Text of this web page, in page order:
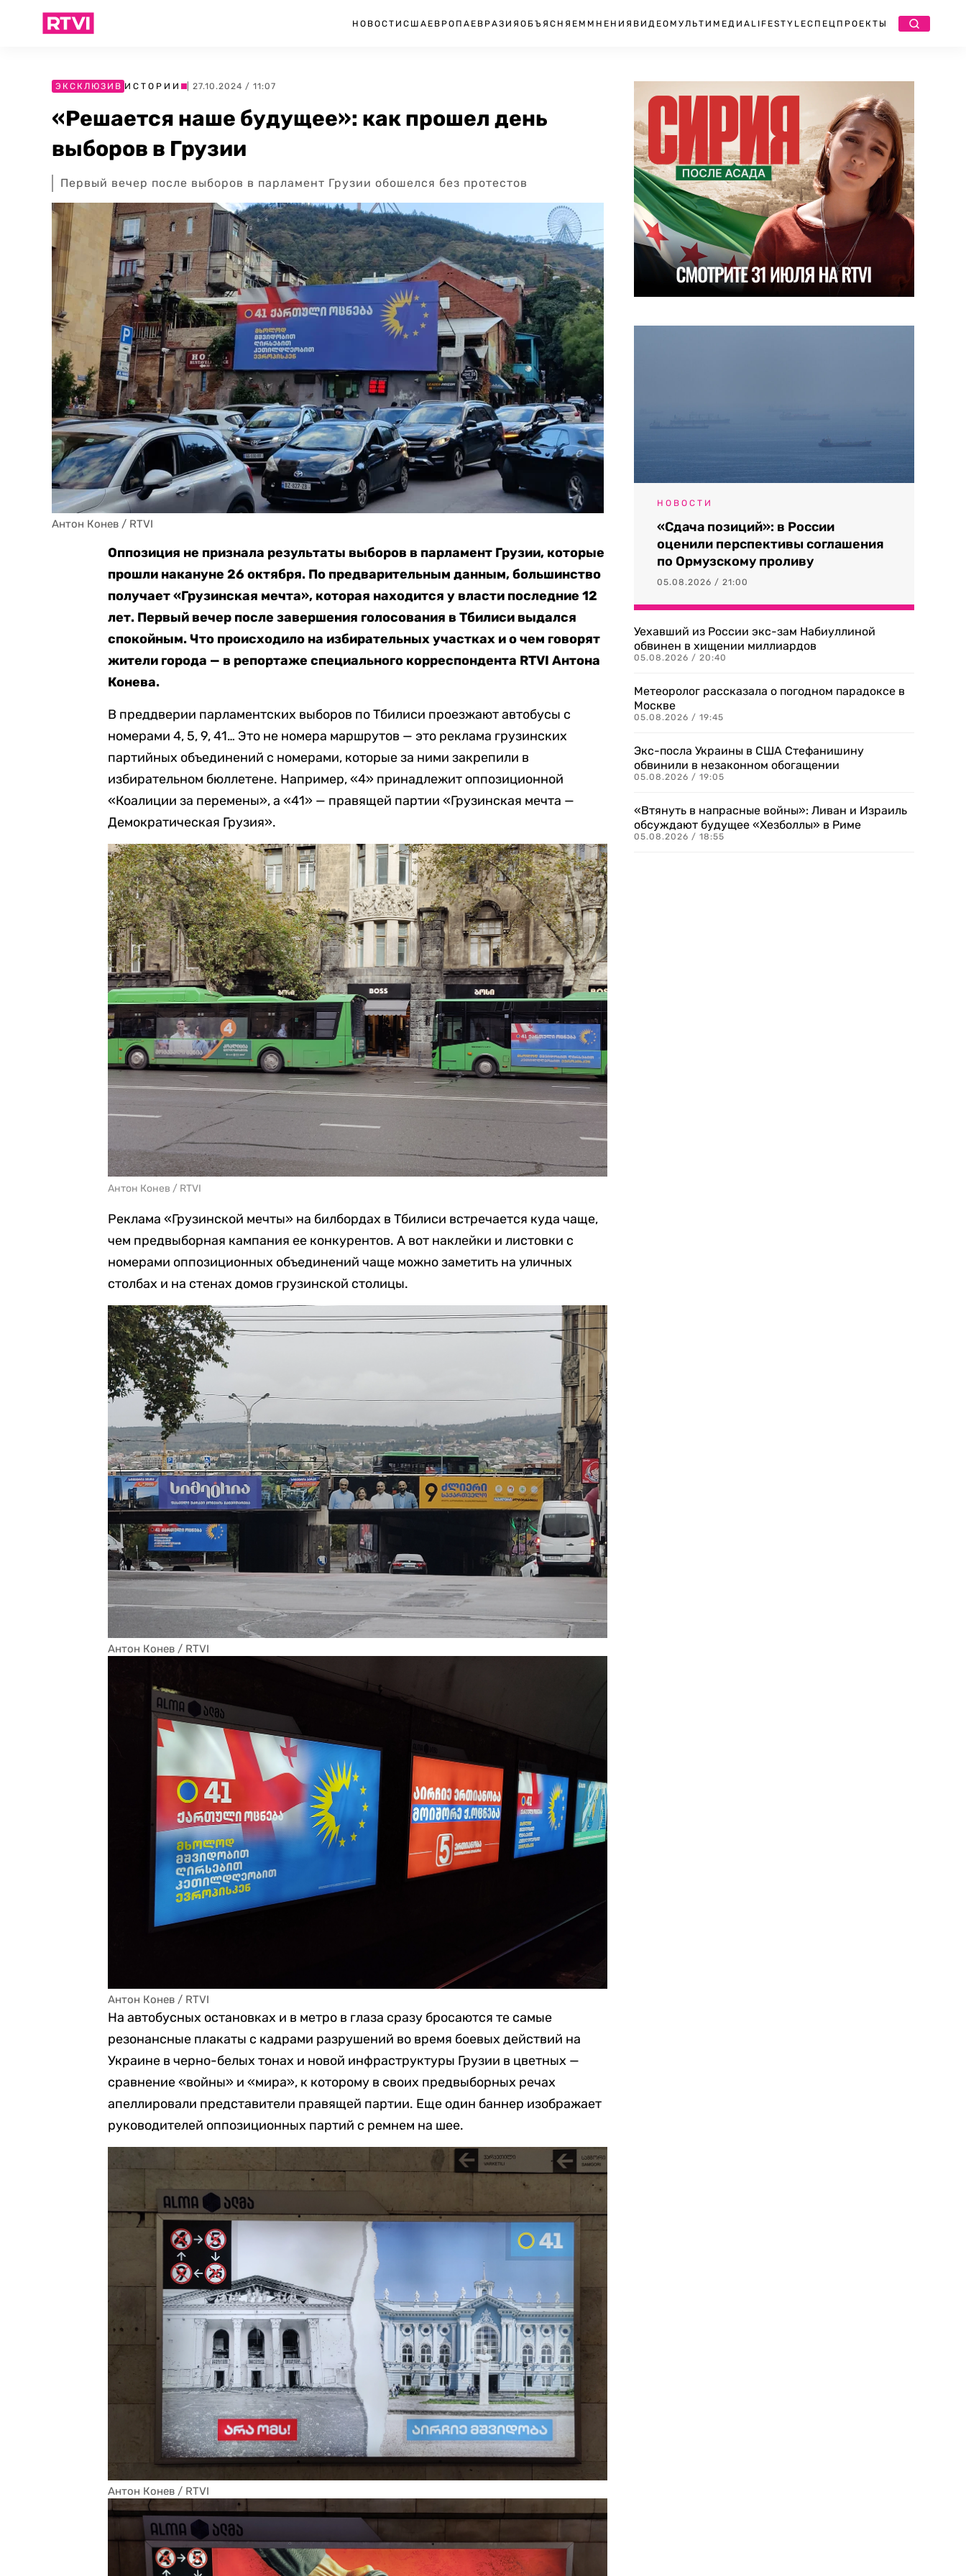
НОВОСТИ США ЕВРОПА ЕВРАЗИЯ ОБЪЯСНЯЕМ МНЕНИЯ ВИДЕО МУЛЬТИМЕДИА LIFESTYLEСПЕЦПРОЕКТЫ
ЭКСКЛЮЗИВ ИСТОРИИ | 27.10.2024 / 11:07
«Решается наше будущее»: как прошел день
выборов в Грузии
Первый вечер после выборов в парламент Грузии обошелся без протестов
Антон Конев / RTVI
Оппозиция не признала результаты выборов в парламент Грузии, которые
прошли накануне 26 октября. По предварительным данным, большинство
получает «Грузинская мечта», которая находится у власти последние 12
лет. Первый вечер после завершения голосования в Тбилиси выдался
спокойным. Что происходило на избирательных участках и о чем говорят
жители города — в репортаже специального корреспондента RTVI Антона
Конева.
В преддверии парламентских выборов по Тбилиси проезжают автобусы с
номерами 4, 5, 9, 41… Это не номера маршрутов — это реклама грузинских
партийных объединений с номерами, которые за ними закрепили в
избирательном бюллетене. Например, «4» принадлежит оппозиционной
«Коалиции за перемены», а «41» — правящей партии «Грузинская мечта —
Демократическая Грузия».
Антон Конев / RTVI
Реклама «Грузинской мечты» на билбордах в Тбилиси встречается куда чаще,
чем предвыборная кампания ее конкурентов. А вот наклейки и листовки с
номерами оппозиционных объединений чаще можно заметить на уличных
столбах и на стенах домов грузинской столицы.
Антон Конев / RTVI
Антон Конев / RTVI
На автобусных остановках и в метро в глаза сразу бросаются те самые
резонансные плакаты с кадрами разрушений во время боевых действий на
Украине в черно-белых тонах и новой инфраструктуры Грузии в цветных —
сравнение «войны» и «мира», к которому в своих предвыборных речах
апеллировали представители правящей партии. Еще один баннер изображает
руководителей оппозиционных партий с ремнем на шее.
Антон Конев / RTVI
НОВОСТИ
«Сдача позиций»: в России
оценили перспективы соглашения
по Ормузскому проливу
05.08.2026 / 21:00
Уехавший из России экс-зам Набиуллиной
обвинен в хищении миллиардов
05.08.2026 / 20:40
Метеоролог рассказала о погодном парадоксе в
Москве
05.08.2026 / 19:45
Экс-посла Украины в США Стефанишину
обвинили в незаконном обогащении
05.08.2026 / 19:05
«Втянуть в напрасные войны»: Ливан и Израиль
обсуждают будущее «Хезболлы» в Риме
05.08.2026 / 18:55